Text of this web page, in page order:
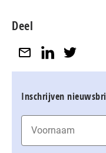
Deel
Inschrijven